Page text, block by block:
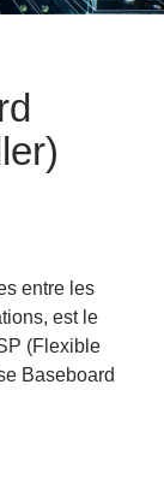
entre les
est le
(Flexible
Baseboard